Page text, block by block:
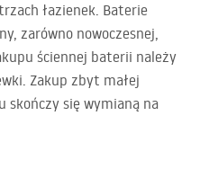
łazienek. Baterie
zarówno nowoczesnej,
ściennej baterii należy
Zakup zbyt małej
skończy się wymianą na